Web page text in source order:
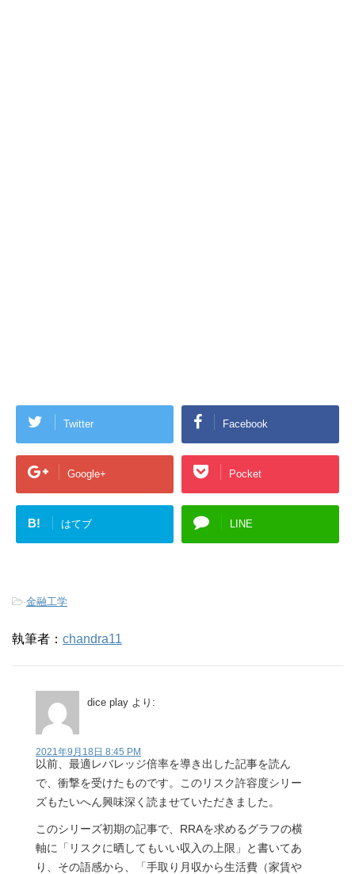
Twitter Facebook
Google+ Pocket
B! はてブ LINE
-金融工学
執筆者： chandra11
dice play より:
2021年9月18日 8:45 PM
以前、最適レバレッジ倍率を導き出した記事を読ん
で、衝撃を受けたものです。このリスク許容度シリー
ズもたいへん興味深く読ませていただきました。
このシリーズ初期の記事で、RRAを求めるグラフの横
軸に「リスクに晒してもいい収入の上限」と書いてあ
り、その語感から、「手取り月収から生活費（家賃や